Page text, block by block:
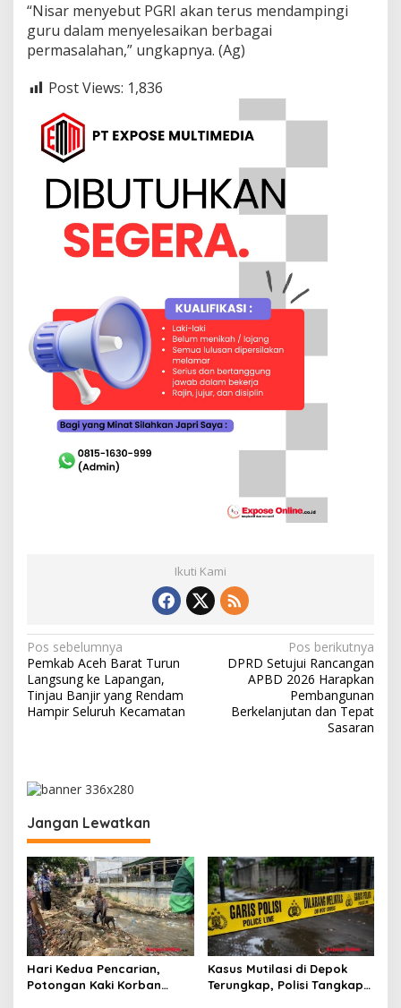
“Nisar menyebut PGRI akan terus mendampingi
guru dalam menyelesaikan berbagai
permasalahan,” ungkapnya. (Ag)
Post Views: 1,836
Ikuti Kami
N
a
v
i
a
s
i
p
o
s
Pos sebelumnya
Pemkab Aceh Barat Turun
Langsung ke Lapangan,
Tinjau Banjir yang Rendam
Hampir Seluruh Kecamatan
Pos berikutnya
DPRD Setujui Rancangan
APBD 2026 Harapkan
Pembangunan
Berkelanjutan dan Tepat
Sasaran
Jangan Lewatkan
Hari Kedua Pencarian,
Potongan Kaki Korban
Kasus Mutilasi di Depok
Terungkap, Polisi Tangkap